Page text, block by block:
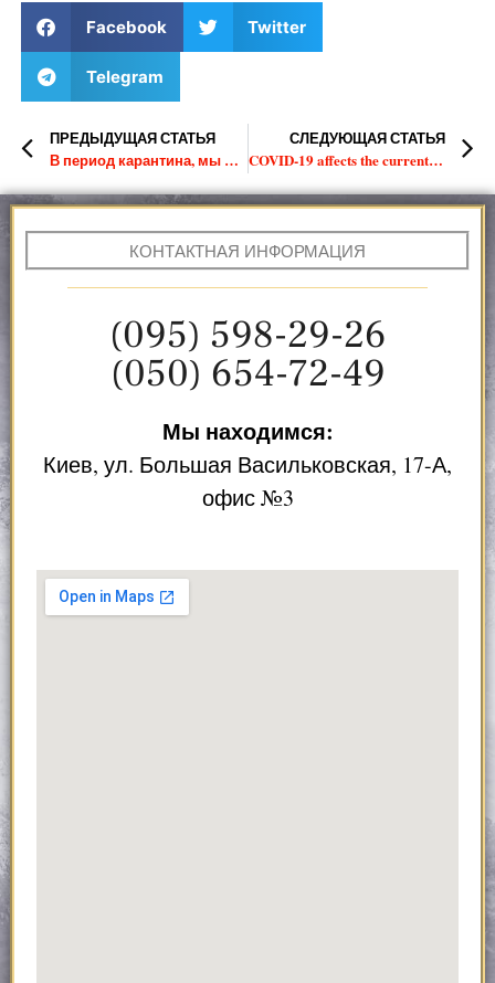
Facebook Twitter
Telegram
ПРЕДЫДУЩАЯ СТАТЬЯ
В период карантина, мы предоставляем скидку -30%
СЛЕДУЮЩАЯ СТАТЬЯ
COVID-19 affects the current applicants to US universities
КОНТАКТНАЯ ИНФОРМАЦИЯ
(095) 598-29-26
(050) 654-72-49
Мы находимся:
Киев, ул. Большая Васильковская, 17-А,
офис №3